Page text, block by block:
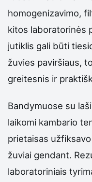
homogenizavimo,
kitos laboratorinės
jutiklis gali būti
žuvies paviršiaus,
greitesnis ir
Bandymuose su
laikomi kambario
prietaisas
žuviai gendant.
laboratoriniais